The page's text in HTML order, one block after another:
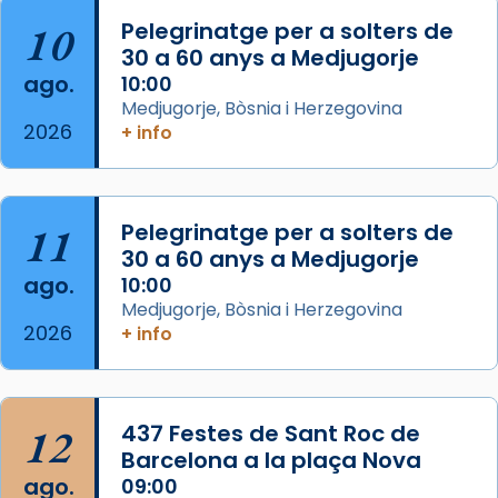
Jaume, fill de Zebedeu, és juntament amb el
seu germà Joan i Pere un dels que
acompanyava més de prop Jesús.
Segons el llibre dels Fets (12,2) fou el primer
apòstol màrtir, decapitat a Jerusalem per
Herodes Agripa (vers l'any 44).
Patró de Galícia, després de les invasions
musulmanes fou venerat com a patró dels
Regnes castellans i més tard de tota
Espanya.
View on Facebook · Share
10
ago.
2026
Pelegrinatge per a solters de
30 a 60 anys a Medjugorje
10:00
Medjugorje, Bòsnia i Herzegovina
+ info
11
ago.
2026
Pelegrinatge per a solters de
30 a 60 anys a Medjugorje
10:00
Medjugorje, Bòsnia i Herzegovina
+ info
12
ago.
437 Festes de Sant Roc de
Barcelona a la plaça Nova
09:00